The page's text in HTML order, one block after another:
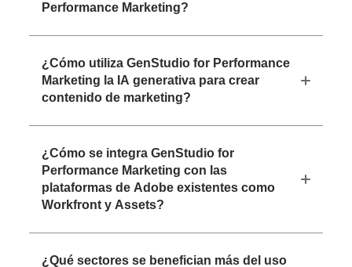
Performance Marketing?
¿Cómo utiliza GenStudio for Performance
Marketing la IA generativa para crear
contenido de marketing?
¿Cómo se integra GenStudio for
Performance Marketing con las
plataformas de Adobe existentes como
Workfront y Assets?
¿Qué sectores se benefician más del uso